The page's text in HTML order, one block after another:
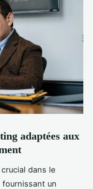
adaptées aux
dans le
un